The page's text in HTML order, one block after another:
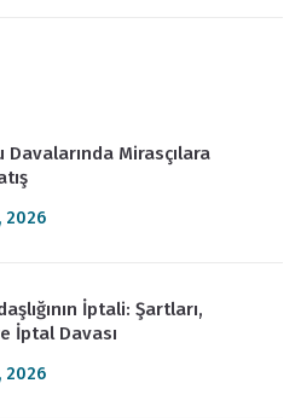
Davalarında Mirasçılara
2026
İptali: Şartları,
İptal Davası
2026